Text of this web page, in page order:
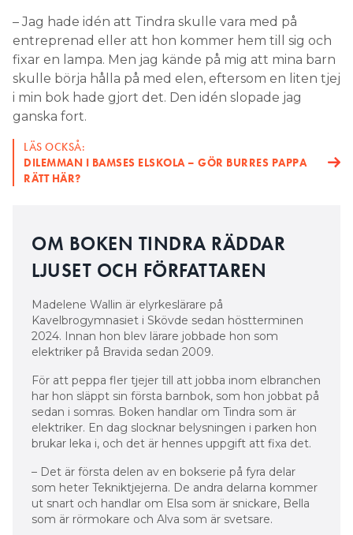
– Jag hade idén att Tindra skulle vara med på
entreprenad eller att hon kommer hem till sig och
fixar en lampa. Men jag kände på mig att mina barn
skulle börja hålla på med elen, eftersom en liten tjej
i min bok hade gjort det. Den idén slopade jag
ganska fort.
LÄS OCKSÅ:
DILEMMAN I BAMSES ELSKOLA – GÖR BURRES PAPPA
RÄTT HÄR?
OM BOKEN TINDRA RÄDDAR
LJUSET OCH FÖRFATTAREN
Madelene Wallin är elyrkeslärare på
Kavelbrogymnasiet i Skövde sedan höstterminen
2024. Innan hon blev lärare jobbade hon som
elektriker på Bravida sedan 2009.
För att peppa fler tjejer till att jobba inom elbranchen
har hon släppt sin första barnbok, som hon jobbat på
sedan i somras. Boken handlar om Tindra som är
elektriker. En dag slocknar belysningen i parken hon
brukar leka i, och det är hennes uppgift att fixa det.
– Det är första delen av en bokserie på fyra delar
som heter Tekniktjejerna. De andra delarna kommer
ut snart och handlar om Elsa som är snickare, Bella
som är rörmokare och Alva som är svetsare.